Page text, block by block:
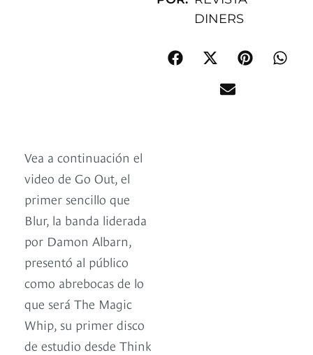
DINERS
Vea a continuación el
video de Go Out, el
primer sencillo que
Blur, la banda liderada
por Damon Albarn,
presentó al público
como abrebocas de lo
que será The Magic
Whip, su primer disco
de estudio desde Think